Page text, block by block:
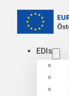
EDIs